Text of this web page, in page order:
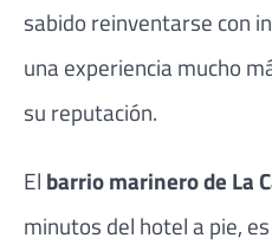
sabido reinventarse con
una experiencia mucho
su reputación.
El barrio marinero de La
minutos del hotel a pie,